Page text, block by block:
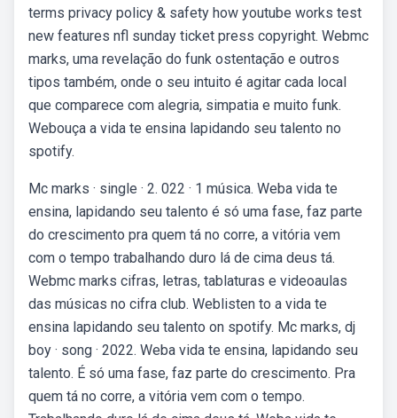
terms privacy policy & safety how youtube works test
new features nfl sunday ticket press copyright. Webmc
marks, uma revelação do funk ostentação e outros
tipos também, onde o seu intuito é agitar cada local
que comparece com alegria, simpatia e muito funk.
Webouça a vida te ensina lapidando seu talento no
spotify.
Mc marks · single · 2. 022 · 1 música. Weba vida te
ensina, lapidando seu talento é só uma fase, faz parte
do crescimento pra quem tá no corre, a vitória vem
com o tempo trabalhando duro lá de cima deus tá.
Webmc marks cifras, letras, tablaturas e videoaulas
das músicas no cifra club. Weblisten to a vida te
ensina lapidando seu talento on spotify. Mc marks, dj
boy · song · 2022. Weba vida te ensina, lapidando seu
talento. É só uma fase, faz parte do crescimento. Pra
quem tá no corre, a vitória vem com o tempo.